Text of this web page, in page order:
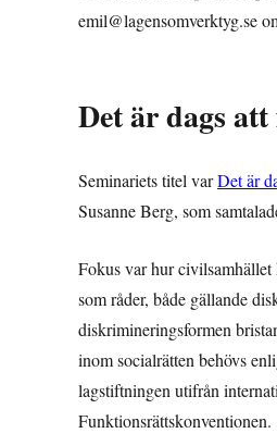
emil@lagensomverktyg.se
Det är dags
Seminariets titel varDet är
Susanne Berg, som
Fokus var hur
som råder, både gällande
diskrimineringsformen
inom socialrätten behövs
lagstiftningen utifrån
Funktionsrättskonventionen.